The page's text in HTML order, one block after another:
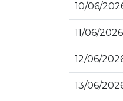
10/06/
11/06/2026
12/06/
13/06/